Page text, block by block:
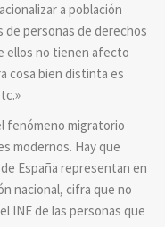
a población
de personas de derechos
ellos no tienen afecto
cosa bien distinta es
fenómeno migratorio
modernos. Hay que
España representan en
nacional, cifra que no
INE de las personas que